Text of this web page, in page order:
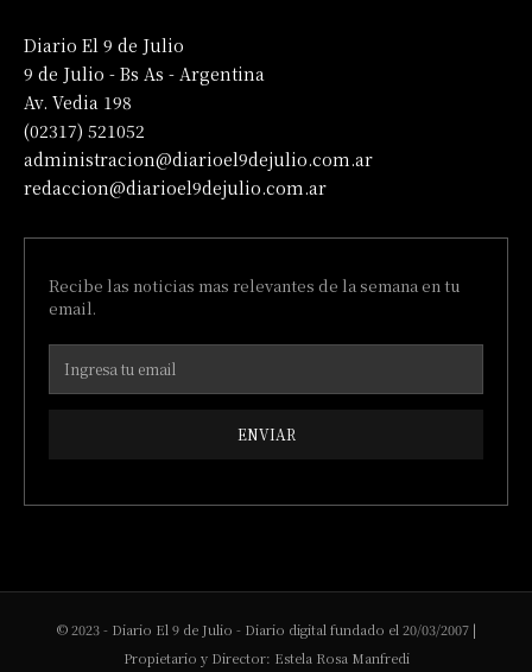
Diario El 9 de Julio
9 de Julio - Bs As - Argentina
Av. Vedia 198
(02317) 521052
administracion@diarioel9dejulio.com.ar
redaccion@diarioel9dejulio.com.ar
Recibe las noticias mas relevantes de la semana en tu
email.
ENVIAR
© 2023 - Diario El 9 de Julio - Diario digital fundado el 20/03/2007 |
Propietario y Director: Estela Rosa Manfredi